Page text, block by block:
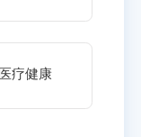
医疗健康